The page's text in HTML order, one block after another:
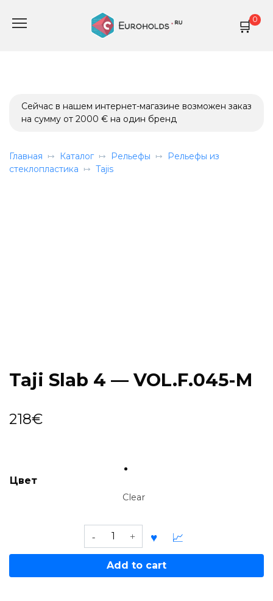
0
Сейчас в нашем интернет-магазине возможен заказ
на сумму от 2000 € на один бренд
Главная Каталог Рельефы
Рельефы из
стеклопластика
Tajis
Taji Slab 4 — VOL.F.045-M
218€
Цвет
Clear
Slab
—
Add to cart